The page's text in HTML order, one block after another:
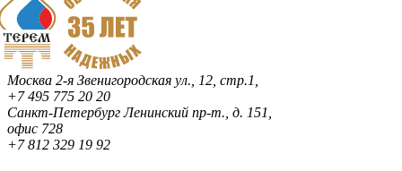
Москва 2-я Звенигородская ул., 12, стр.1,
+7 495 775 20 20
Санкт-ПетербургЛенинский пр-т., д. 151,
офис 728
+7 812 329 19 92